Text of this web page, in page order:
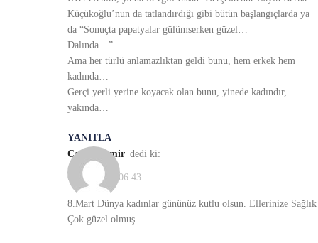
Küçükoğlu’nun da tatlandırdığı gibi bütün başlangıçlarda ya
da “Sonuçta papatyalar gülümserken güzel…
Dalında…”
Ama her türlü anlamazlıktan geldi bunu, hem erkek hem
kadında…
Gerçi yerli yerine koyacak olan bunu, yinede kadındır,
yakında…
YANITLA
Cemal Demir dedi ki:
09/03/2021, 06:43
8.Mart Dünya kadınlar gününüz kutlu olsun. Ellerinize Sağlık
Çok güzel olmuş.